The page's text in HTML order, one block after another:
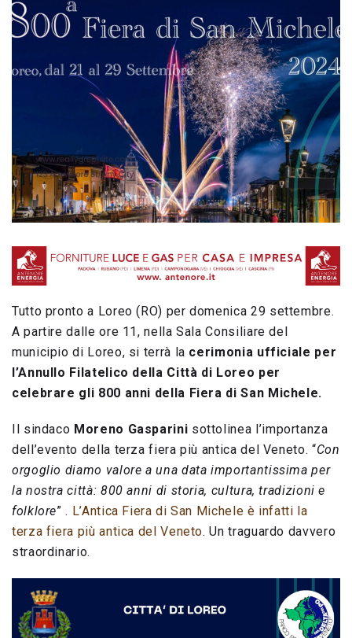
Tutto pronto a Loreo (RO) per domenica 29 settembre.
A partire dalle ore 11, nella Sala Consiliare del
municipio di Loreo, si terrà la cerimonia ufficiale per
l’Annullo Filatelico della Città di Loreo per
celebrare gli 800 anni della Fiera di San Michele.
Il sindaco Moreno Gasparini sottolinea l’importanza
dell’evento della terza fiera più antica del Veneto. “Con
orgoglio diamo valore a una data importantissima per
la nostra città: 800 anni di storia, cultura, tradizioni e
folklore” . L’Antica Fiera di San Michele è infatti la
terza fiera più antica del Veneto. Un traguardo davvero
straordinario.